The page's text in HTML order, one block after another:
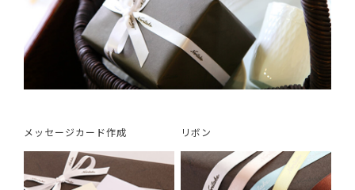
メッセージカード作成 リボン